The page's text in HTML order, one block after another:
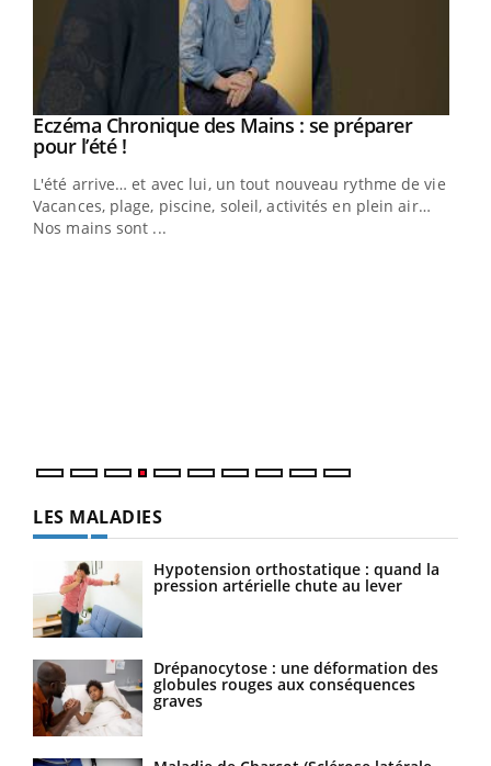
Youtube
Eczéma Chronique des Mains : se préparer
pour l’été !Youtube
L'été arrive… et avec lui, un tout nouveau rythme de vie !
Vacances, plage, piscine, soleil, activités en plein air…
Nos mains sont ...
LES MALADIES
Hypotension orthostatique : quand la
pression artérielle chute au lever
Drépanocytose : une déformation des
globules rouges aux conséquences
graves